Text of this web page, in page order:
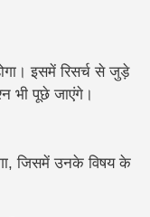
इसमें रिसर्च से जुड़े
भी पूछे जाएंगे।
जिसमें उनके विषय के